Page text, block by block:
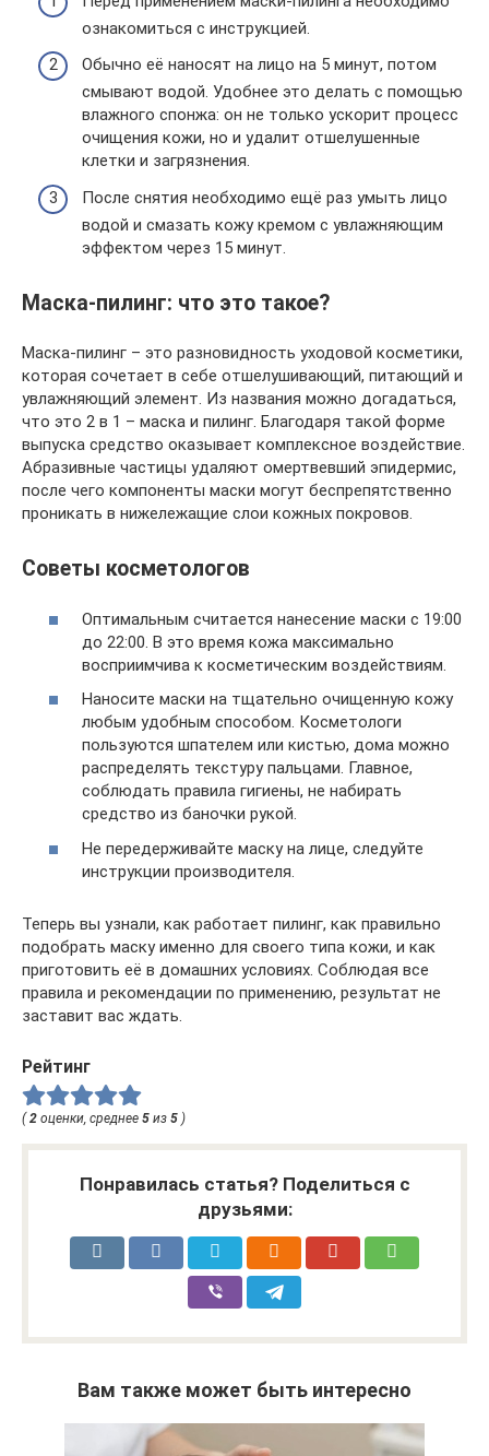
ознакомиться с инструкцией.
Обычно её наносят на лицо на 5 минут, потом
смывают водой. Удобнее это делать с помощью
влажного спонжа: он не только ускорит процесс
очищения кожи, но и удалит отшелушенные
клетки и загрязнения.
После снятия необходимо ещё раз умыть лицо
водой и смазать кожу кремом с увлажняющим
эффектом через 15 минут.
Маска-пилинг: что это такое?
Маска-пилинг – это разновидность уходовой косметики,
которая сочетает в себе отшелушивающий, питающий и
увлажняющий элемент. Из названия можно догадаться,
что это 2 в 1 – маска и пилинг. Благодаря такой форме
выпуска средство оказывает комплексное воздействие.
Абразивные частицы удаляют омертвевший эпидермис,
после чего компоненты маски могут беспрепятственно
проникать в нижележащие слои кожных покровов.
Советы косметологов
Оптимальным считается нанесение маски с 19:00
до 22:00. В это время кожа максимально
восприимчива к косметическим воздействиям.
Наносите маски на тщательно очищенную кожу
любым удобным способом. Косметологи
пользуются шпателем или кистью, дома можно
распределять текстуру пальцами. Главное,
соблюдать правила гигиены, не набирать
средство из баночки рукой.
Не передерживайте маску на лице, следуйте
инструкции производителя.
Теперь вы узнали, как работает пилинг, как правильно
подобрать маску именно для своего типа кожи, и как
приготовить её в домашних условиях. Соблюдая все
правила и рекомендации по применению, результат не
заставит вас ждать.
Рейтинг
(2 оценки, среднее 5 из 5 )
Понравилась статья? Поделиться с
друзьями:
Вам также может быть интересно